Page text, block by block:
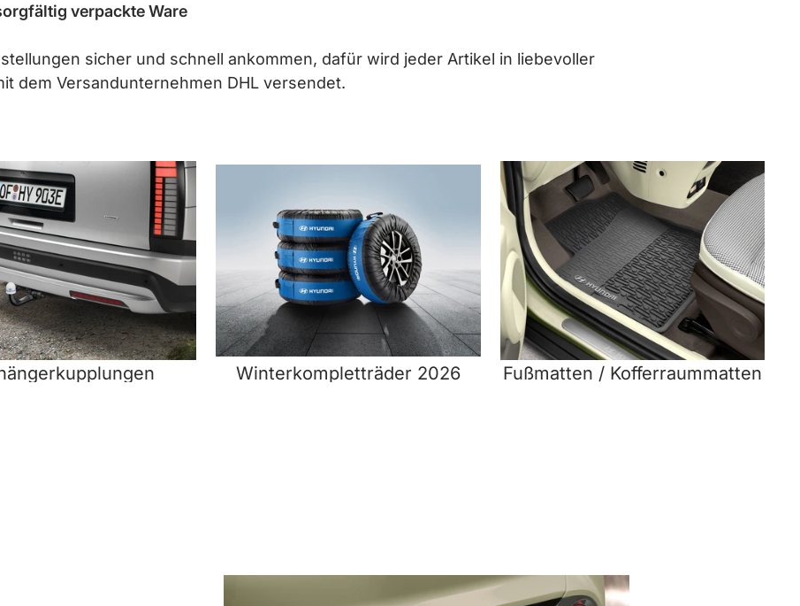
verpackte Ware
sicher und schnell ankommen, dafür wird jeder Artikel in liebevoller
dem Versandunternehmen DHL versendet.
Winterkompletträder 2026 Fußmatten / Kofferraummatten